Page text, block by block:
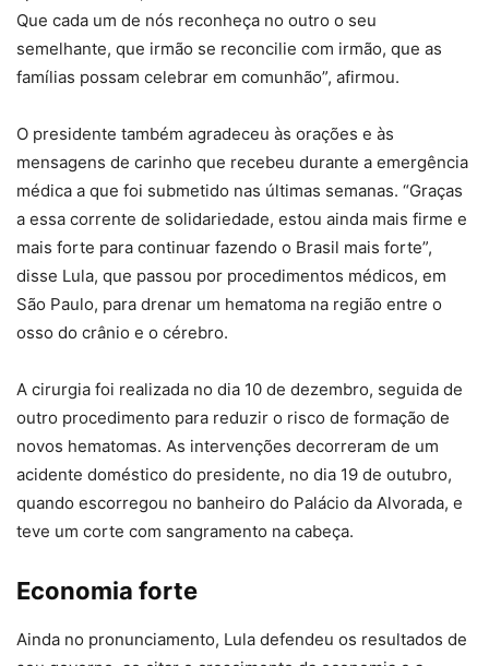
Que cada um de nós reconheça no outro o seu
semelhante, que irmão se reconcilie com irmão, que as
famílias possam celebrar em comunhão”, afirmou.
O presidente também agradeceu às orações e às
mensagens de carinho que recebeu durante a emergência
médica a que foi submetido nas últimas semanas. “Graças
a essa corrente de solidariedade, estou ainda mais firme e
mais forte para continuar fazendo o Brasil mais forte”,
disse Lula, que passou por procedimentos médicos, em
São Paulo, para drenar um hematoma na região entre o
osso do crânio e o cérebro.
A cirurgia foi realizada no dia 10 de dezembro, seguida de
outro procedimento para reduzir o risco de formação de
novos hematomas. As intervenções decorreram de um
acidente doméstico do presidente, no dia 19 de outubro,
quando escorregou no banheiro do Palácio da Alvorada, e
teve um corte com sangramento na cabeça.
Economia forte
Ainda no pronunciamento, Lula defendeu os resultados de